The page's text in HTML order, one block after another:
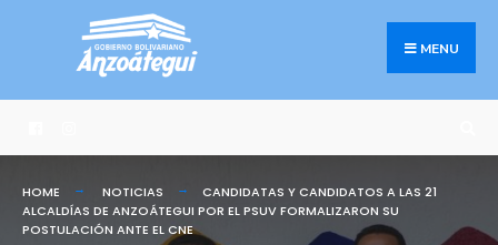
MENU
HOME NOTICIAS
CANDIDATAS Y CANDIDATOS A LAS 21
ALCALDÍAS DE ANZOÁTEGUI POR EL PSUV FORMALIZARON SU
POSTULACIÓN ANTE EL CNE
Search